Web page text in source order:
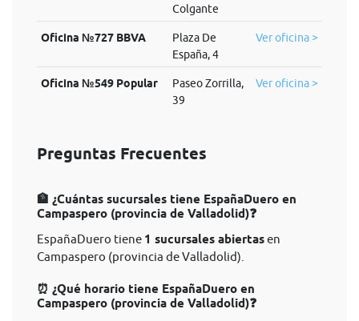
Colgante
Oficina №727 BBVA
Plaza De
España, 4
Ver oficina >
Oficina №549 Popular
Paseo Zorrilla,
39
Ver oficina >
Preguntas Frecuentes
🏦 ¿Cuántas sucursales tiene EspañaDuero en
Campaspero (provincia de Valladolid)❓
EspañaDuero tiene 1 sucursales abiertasen
Campaspero (provincia de Valladolid).
⏰ ¿Qué horario tiene EspañaDuero en
Campaspero (provincia de Valladolid)❓